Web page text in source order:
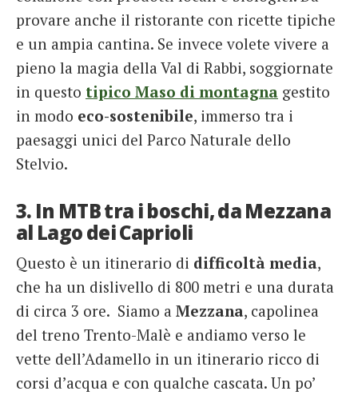
provare anche il ristorante con ricette tipiche
e un ampia cantina. Se invece volete vivere a
pieno la magia della Val di Rabbi, soggiornate
in questo tipico Maso di montagna gestito
in modo eco-sostenibile, immerso tra i
paesaggi unici del Parco Naturale dello
Stelvio.
3. In MTB tra i boschi, da Mezzana
al Lago dei Caprioli
Questo è un itinerario di difficoltà media,
che ha un dislivello di 800 metri e una durata
di circa 3 ore. Siamo a Mezzana, capolinea
del treno Trento-Malè e andiamo verso le
vette dell’Adamello in un itinerario ricco di
corsi d’acqua e con qualche cascata. Un po’